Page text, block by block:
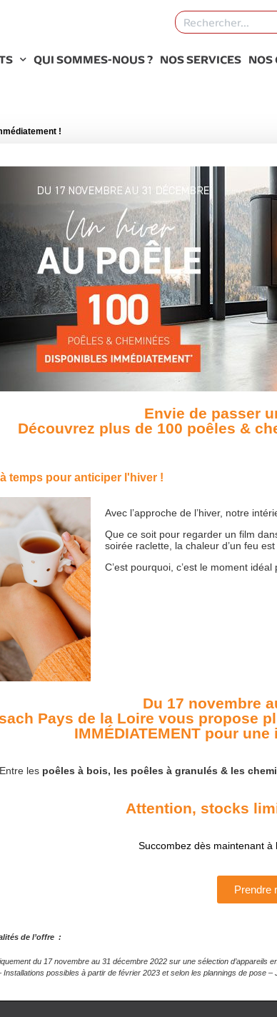
QUI SOMMES-NOUS ? NOS SERVICES NOS
!
Envie de passer
Découvrez plus de 100 poêles &
temps pour anticiper l'hiver !
Avec l’approche de l’hiver, notre
Que ce soit pour regarder un film
soirée raclette, la chaleur d’un feu
C’est pourquoi, c’est le moment
Du 17 novembre
Pays de la Loire vous propose
IMMÉDIATEMENT pour
Entre les poêles à bois, les poêles à granulés & les
Attention, stocks
Succombez dès maintenant à
Prendre
de l’offre :
du 17 novembre au 31 décembre 2022 sur une sélection
Installations possibles à partir de février 2023 et selon les plannings de pose